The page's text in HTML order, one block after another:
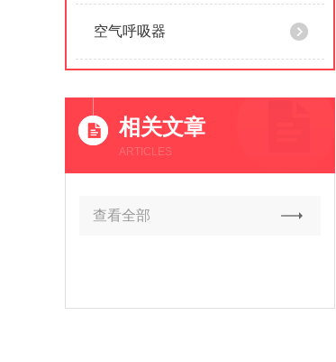
空气呼吸器
相关文章
ARTICLES
查看全部